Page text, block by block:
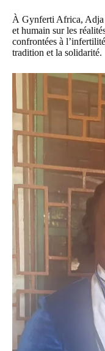
À Gynferti Africa, Adja
et humain sur les
confrontées à
tradition et la solidarité.